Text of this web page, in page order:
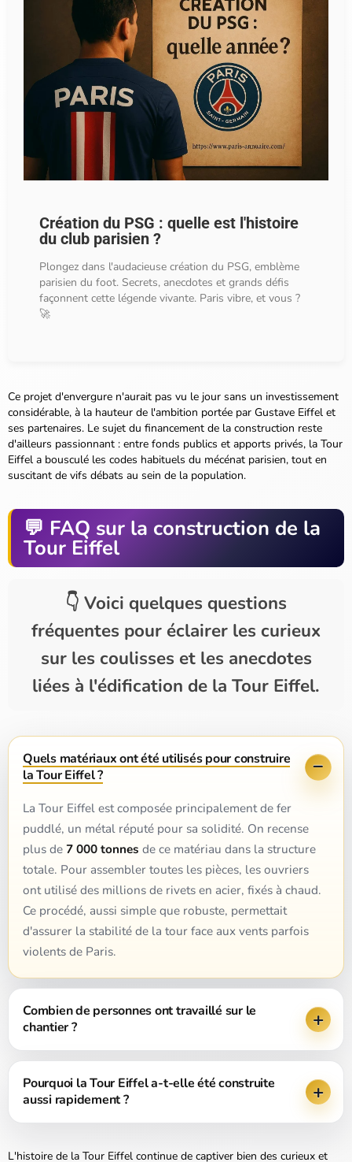
Création du PSG : quelle est l'histoire
du club parisien ?
Plongez dans l'audacieuse création du PSG, emblème
parisien du foot. Secrets, anecdotes et grands défis
façonnent cette légende vivante. Paris vibre, et vous ?
🚀
Ce projet d'envergure n'aurait pas vu le jour sans un investissement
considérable, à la hauteur de l'ambition portée par Gustave Eiffel et
ses partenaires. Le sujet du financement de la construction reste
d'ailleurs passionnant : entre fonds publics et apports privés, la Tour
Eiffel a bousculé les codes habituels du mécénat parisien, tout en
suscitant de vifs débats au sein de la population.
FAQ sur la construction de la
Tour Eiffel
Voici quelques questions
fréquentes pour éclairer les curieux
sur les coulisses et les anecdotes
liées à l'édification de la Tour Eiffel.
Quels matériaux ont été utilisés pour construire
la Tour Eiffel ?
La Tour Eiffel est composée principalement de fer
puddlé, un métal réputé pour sa solidité. On recense
plus de7 000 tonnes de ce matériau dans la structure
totale. Pour assembler toutes les pièces, les ouvriers
ont utilisé des millions de rivets en acier, fixés à chaud.
Ce procédé, aussi simple que robuste, permettait
d'assurer la stabilité de la tour face aux vents parfois
violents de Paris.
Combien de personnes ont travaillé sur le
chantier ?
Pourquoi la Tour Eiffel a-t-elle été construite
aussi rapidement ?
L'histoire de la Tour Eiffel continue de captiver bien des curieux et